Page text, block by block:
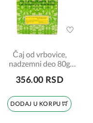
Čaj od vrbovice,
nadzemni deo 80g
356.00 RSD
DODAJ U KORPU